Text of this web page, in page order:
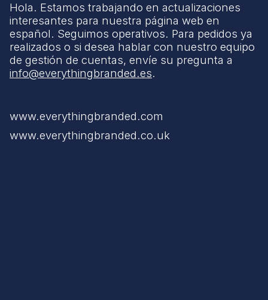
Hola. Estamos trabajando en actualizaciones
interesantes para nuestra página web en
español. Seguimos operativos. Para pedidos ya
realizados o si desea hablar con nuestro equipo
de gestión de cuentas, envíe su pregunta a
info@everythingbranded.es.
www.everythingbranded.com
www.everythingbranded.co.uk